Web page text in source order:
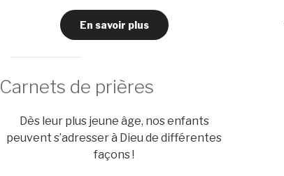
En savoir plus
Carnets de prières
Dès leur plus jeune âge, nos enfants
peuvent s’adresser à Dieu de différentes
façons !